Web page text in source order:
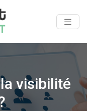
visibilité